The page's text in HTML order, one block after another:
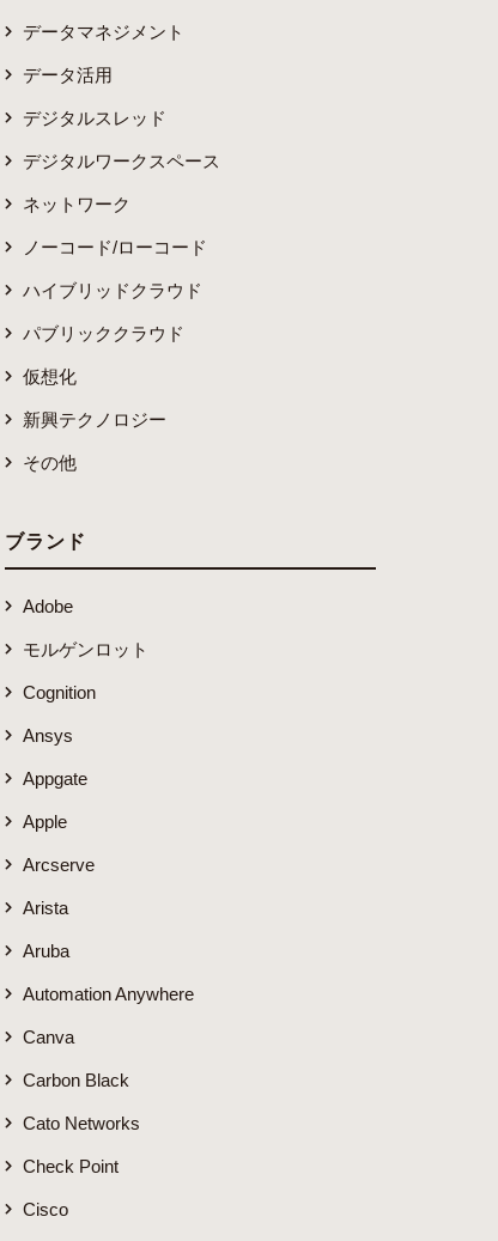
データマネジメント
データ活用
デジタルスレッド
デジタルワークスペース
ネットワーク
ノーコード/ローコード
ハイブリッドクラウド
パブリッククラウド
仮想化
新興テクノロジー
その他
ブランド
Adobe
モルゲンロット
Cognition
Ansys
Appgate
Apple
Arcserve
Arista
Aruba
Automation Anywhere
Canva
Carbon Black
Cato Networks
Check Point
Cisco